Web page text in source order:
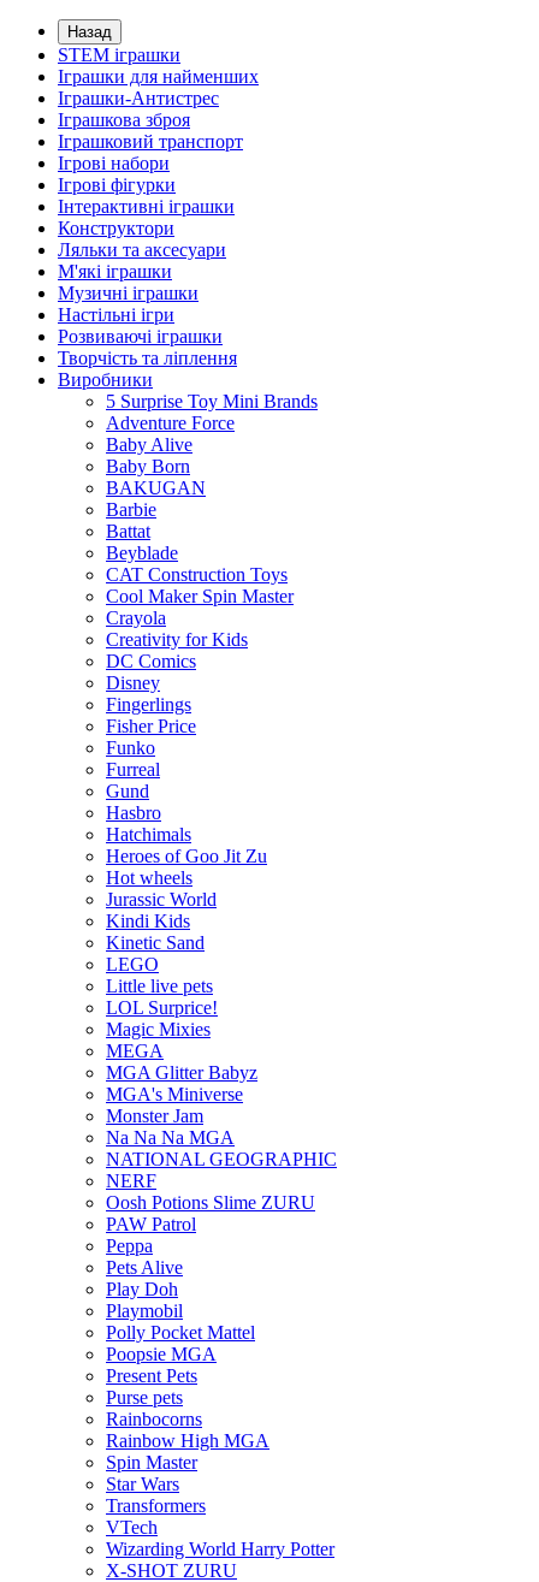
Назад
STEM іграшки
Іграшки для найменших
Іграшки-Антистрес
Іграшкова зброя
Іграшковий транспорт
Ігрові набори
Ігрові фігурки
Інтерактивні іграшки
Конструктори
Ляльки та аксесуари
М'які іграшки
Музичні іграшки
Настільні iгри
Розвиваючі іграшки
Творчість та ліплення
Виробники
5 Surprise Toy Mini Brands
Adventure Force
Baby Alive
Baby Born
BAKUGAN
Barbie
Battat
Beyblade
CAT Construction Toys
Cool Maker Spin Master
Crayola
Creativity for Kids
DC Comics
Disney
Fingerlings
Fisher Price
Funko
Furreal
Gund
Hasbro
Hatchimals
Heroes of Goo Jit Zu
Hot wheels
Jurassic World
Kindi Kids
Kinetic Sand
LEGO
Little live pets
LOL Surprice!
Magic Mixies
MEGA
MGA Glitter Babyz
MGA's Miniverse
Monster Jam
Na Na Na MGA
NATIONAL GEOGRAPHIC
NERF
Oosh Potions Slime ZURU
PAW Patrol
Peppa
Pets Alive
Play Doh
Playmobil
Polly Pocket Mattel
Poopsie MGA
Present Pets
Purse pets
Rainbocorns
Rainbow High MGA
Spin Master
Star Wars
Transformers
VTech
Wizarding World Harry Potter
X-SHOT ZURU